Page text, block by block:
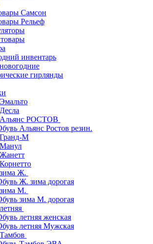
Самсон
Рельеф
инвентарь
гирлянды
РОСТОВ
Альянс Ростов резин.
М
Ж.
Ж. зима дорогая
М.
зима М. дорогая
летняя женская
летняя Мужская